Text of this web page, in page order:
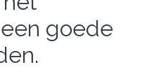
goede